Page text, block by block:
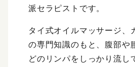
派セラピストです。
タイ式オイルマッサージ、
の専門知識のもと、腹部や
どのリンパをしっかり流し